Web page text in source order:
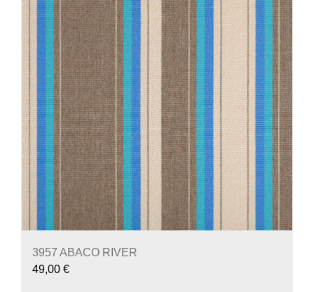
3957 ABACO RIVER
49,00 €